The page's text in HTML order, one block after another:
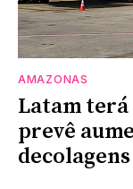
AMAZONAS
Latam terá
prevê